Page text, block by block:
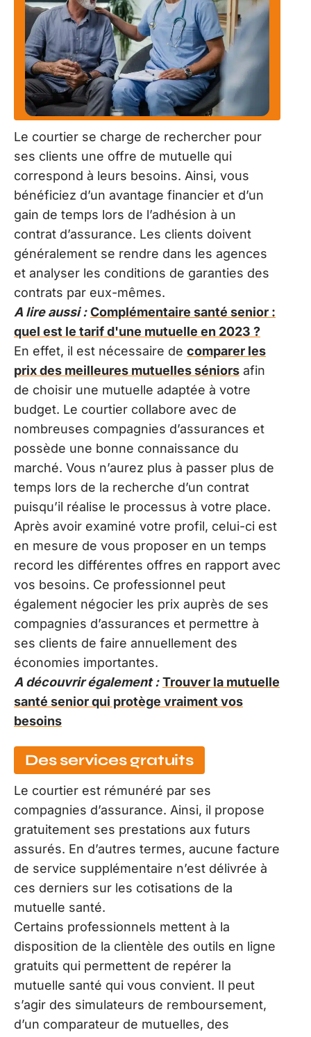
Le courtier se charge de rechercher pour
ses clients une offre de mutuelle qui
correspond à leurs besoins. Ainsi, vous
bénéficiez d’un avantage financier et d’un
gain de temps lors de l’adhésion à un
contrat d’assurance. Les clients doivent
généralement se rendre dans les agences
et analyser les conditions de garanties des
contrats par eux-mêmes.
A lire aussi : Complémentaire santé senior :
quel est le tarif d'une mutuelle en 2023 ?
En effet, il est nécessaire de comparer les
prix des meilleures mutuelles séniors afin
de choisir une mutuelle adaptée à votre
budget. Le courtier collabore avec de
nombreuses compagnies d’assurances et
possède une bonne connaissance du
marché. Vous n’aurez plus à passer plus de
temps lors de la recherche d’un contrat
puisqu’il réalise le processus à votre place.
Après avoir examiné votre profil, celui-ci est
en mesure de vous proposer en un temps
record les différentes offres en rapport avec
vos besoins. Ce professionnel peut
également négocier les prix auprès de ses
compagnies d’assurances et permettre à
ses clients de faire annuellement des
économies importantes.
A découvrir également : Trouver la mutuelle
santé senior qui protège vraiment vos
besoins
Des services gratuits
Le courtier est rémunéré par ses
compagnies d’assurance. Ainsi, il propose
gratuitement ses prestations aux futurs
assurés. En d’autres termes, aucune facture
de service supplémentaire n’est délivrée à
ces derniers sur les cotisations de la
mutuelle santé.
Certains professionnels mettent à la
disposition de la clientèle des outils en ligne
gratuits qui permettent de repérer la
mutuelle santé qui vous convient. Il peut
s’agir des simulateurs de remboursement,
d’un comparateur de mutuelles, des